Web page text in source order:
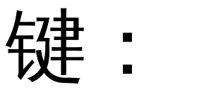
键：